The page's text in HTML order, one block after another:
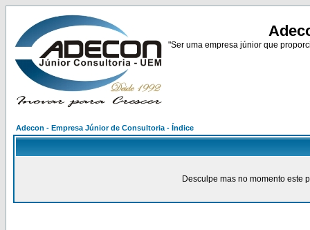
"Ser uma empresa júnior que
Adecon - Empresa Júnior de Consultoria - Índice
Desculpe mas no momento este